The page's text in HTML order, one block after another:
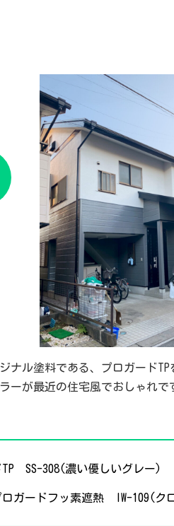
ナル塗料である、プロガードTP
ーが最近の住宅風でおしゃれで
SS-308(濃い優しいグレー)
ロガードフッ素遮熱IW-109(ク